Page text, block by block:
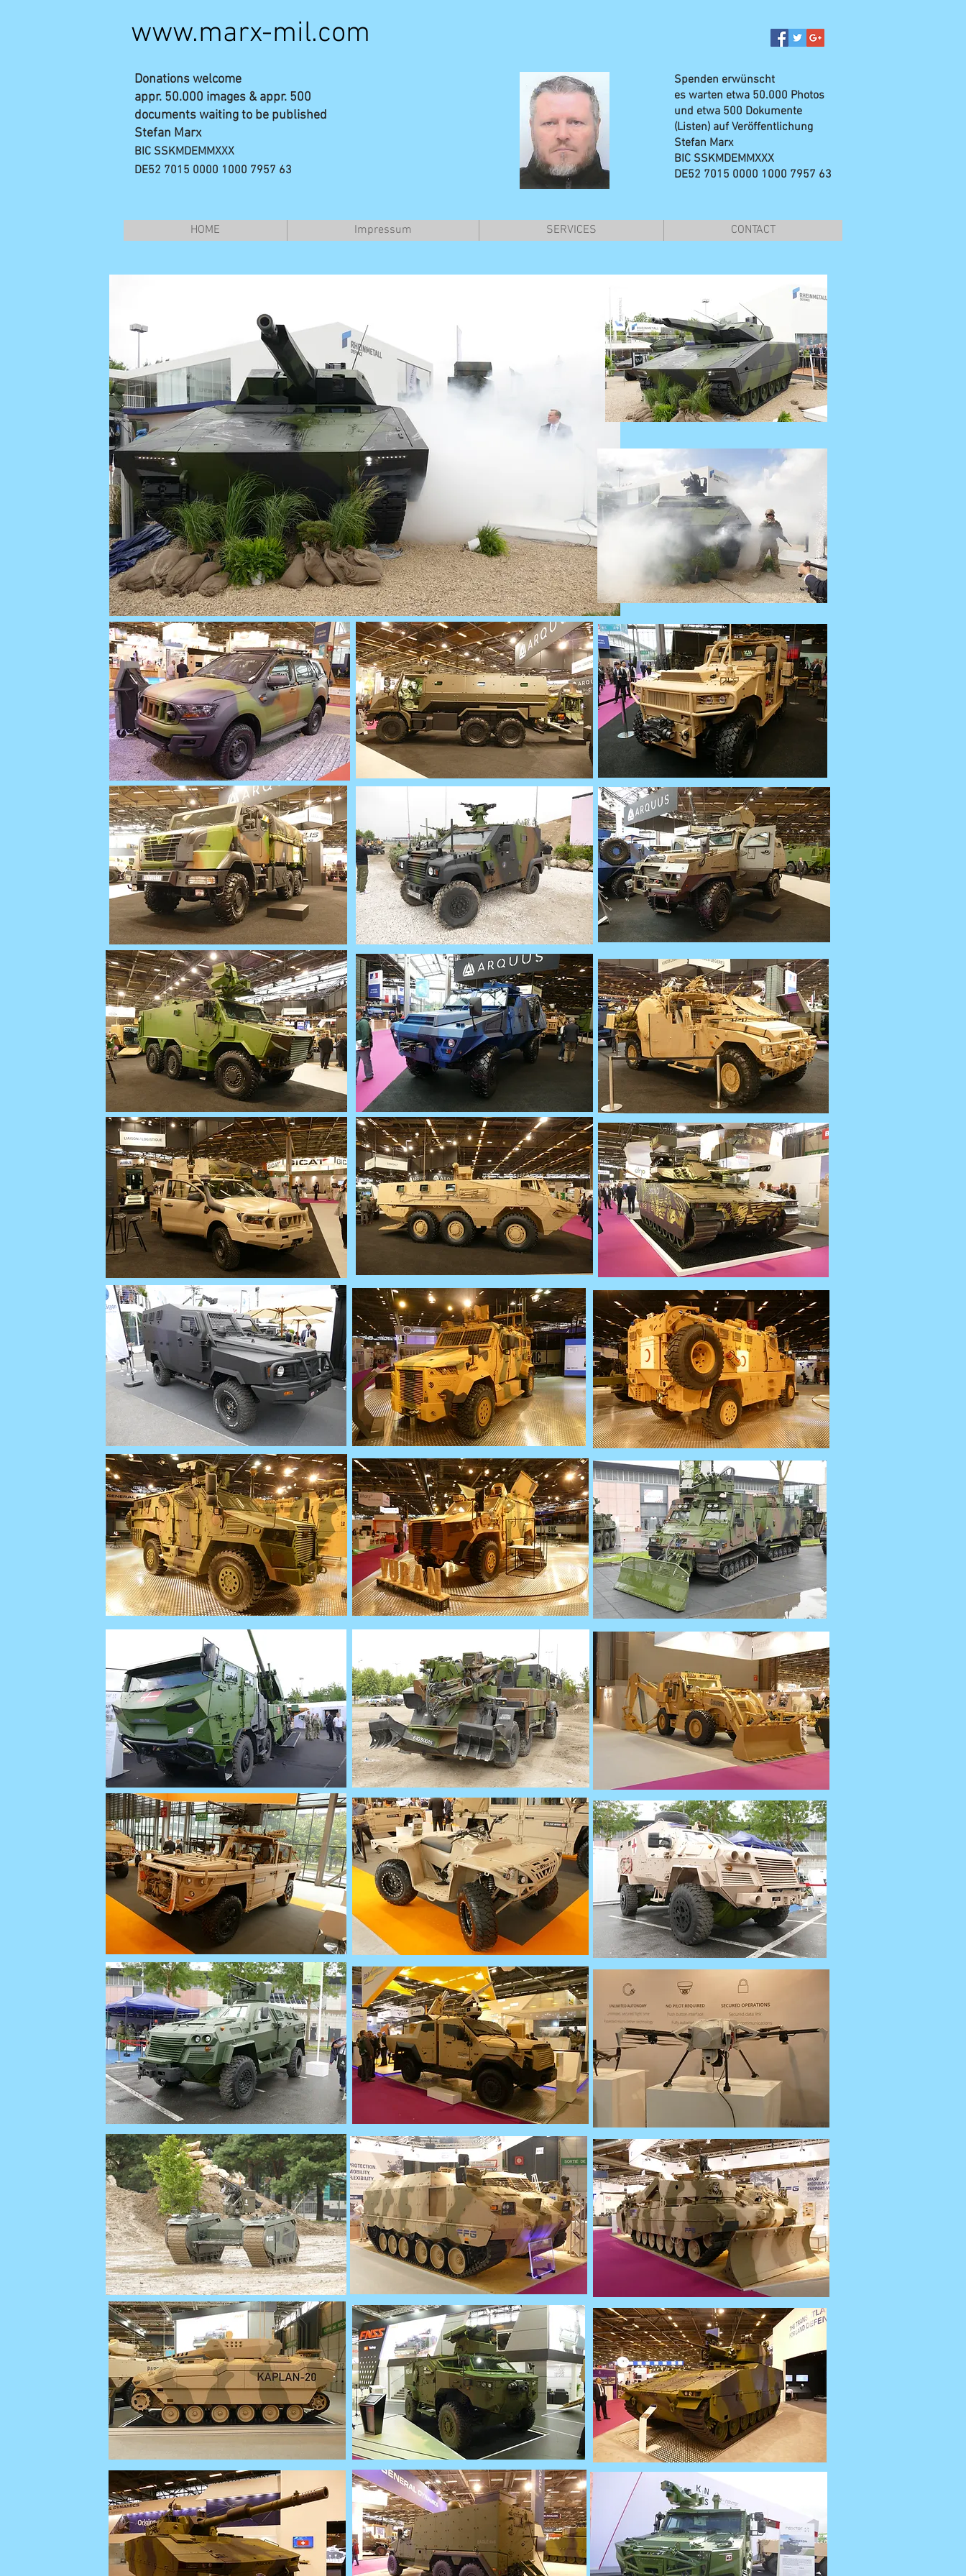
www.marx-mil.com
Donations welcome
appr. 50.000 images & appr. 500
documents waiting to be published
Stefan Marx
BIC SSKMDEMMXXX
DE52 7015 0000 1000 7957 63
Spenden erwünscht
es warten etwa 50.000 Photos
und etwa 500 Dokumente
(Listen) auf Veröffentlichung
Stefan Marx
BIC SSKMDEMMXXX
DE52 7015 0000 1000 7957 63
HOME Impressum SERVICES CONTACT